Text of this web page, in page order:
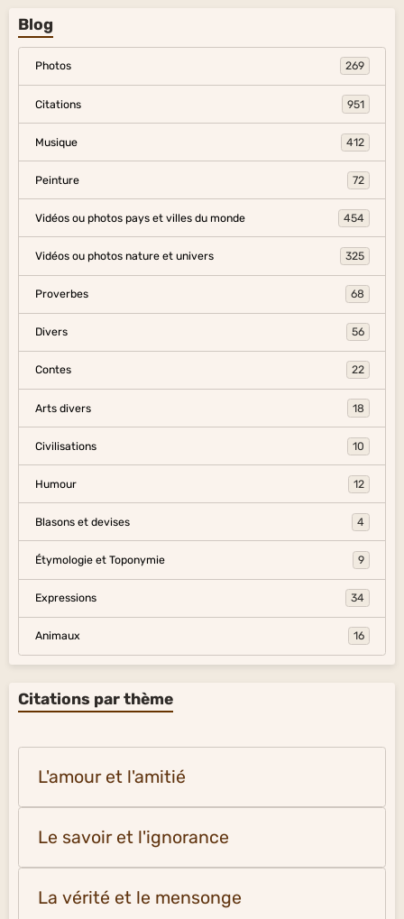
Blog
Photos 269
Citations 951
Musique 412
Peinture 72
Vidéos ou photos pays et villes du monde 454
Vidéos ou photos nature et univers 325
Proverbes 68
Divers 56
Contes 22
Arts divers 18
Civilisations 10
Humour 12
Blasons et devises 4
Étymologie et Toponymie 9
Expressions 34
Animaux 16
Citations par thème
L'amour et l'amitié
Le savoir et l'ignorance
La vérité et le mensonge